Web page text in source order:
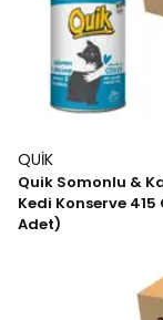
QUİK
Quik Somonlu &
Kedi Konserve 415
Adet)